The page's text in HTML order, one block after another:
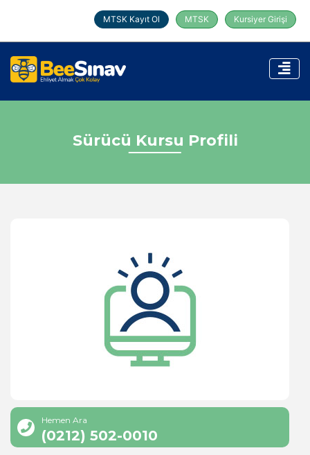
MTSK Kayıt Ol MTSK Kursiyer Girişi
Sürücü Kursu Profili
Hemen Ara
(0212) 502-0010